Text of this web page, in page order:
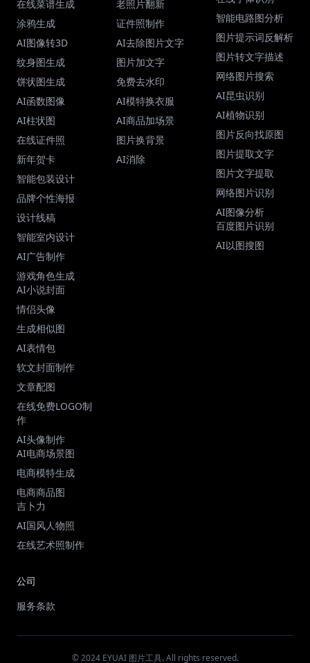
在线菜谱生成
涂鸦生成
AI图像转3D
纹身图生成
饼状图生成
AI函数图像
AI柱状图
在线证件照
新年贺卡
智能包装设计
品牌个性海报
设计线稿
智能室内设计
AI广告制作
游戏角色生成
AI小说封面
情侣头像
生成相似图
AI表情包
软文封面制作
文章配图
在线免费LOGO制
作
AI头像制作
AI电商场景图
电商模特生成
电商商品图
吉卜力
AI国风人物照
在线艺术照制作
老照片翻新
证件照制作
AI去除图片文字
图片加文字
免费去水印
AI模特换衣服
AI商品加场景
图片换背景
AI消除
智能电路图分析
图片提示词反解析
图片转文字描述
网络图片搜索
AI昆虫识别
AI植物识别
图片反向找原图
图片提取文字
图片文字提取
网络图片识别
AI图像分析
百度图片识别
AI以图搜图
公司
服务条款
© 2024 EYUAI 图片工具. All rights reserved.